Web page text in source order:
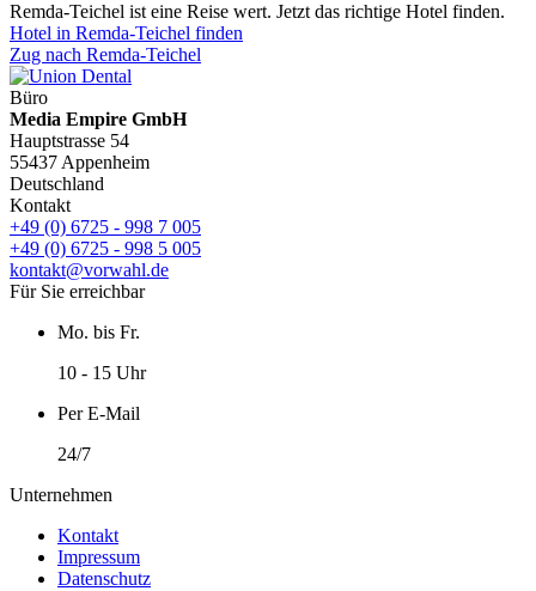
Remda-Teichel ist eine Reise wert. Jetzt das richtige Hotel finden.
Hotel in Remda-Teichel finden
Zug nach Remda-Teichel
Büro
Media Empire GmbH
Hauptstrasse 54
55437 Appenheim
Deutschland
Kontakt
+49 (0) 6725 - 998 7 005
+49 (0) 6725 - 998 5 005
kontakt@vorwahl.de
Für Sie erreichbar
Mo. bis Fr.
10 - 15 Uhr
Per E-Mail
24/7
Unternehmen
Kontakt
Impressum
Datenschutz